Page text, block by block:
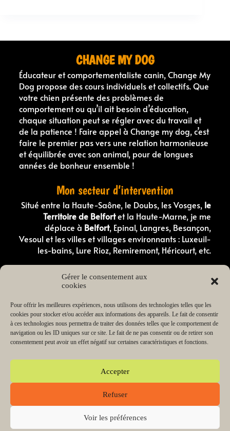
Gérer le consentement aux
cookies
Pour offrir les meilleures expériences, nous utilisons des technologies telles que les
cookies pour stocker et/ou accéder aux informations des appareils. Le fait de consentir
à ces technologies nous permettra de traiter des données telles que le comportement de
navigation ou les ID uniques sur ce site. Le fait de ne pas consentir ou de retirer son
consentement peut avoir un effet négatif sur certaines caractéristiques et fonctions.
Accepter
Refuser
Voir les préférences
CHANGE MY DOG
Éducateur et comportementaliste canin, Change My
Dog propose des cours individuels et collectifs. Que
votre chien présente des problèmes de
comportement ou qu’il ait besoin d’éducation,
chaque situation peut se régler avec du travail et
de la patience ! Faire appel à Change my dog, c’est
faire le premier pas vers une relation harmonieuse
et équilibrée avec son animal, pour de longues
années de bonheur ensemble !
Mon secteur d’intervention
Situé entre la Haute-Saône, le Doubs, les Vosges, le
Territoire de Belfortet la Haute-Marne, je me
déplace à Belfort, Epinal, Langres, Besançon,
Vesoul et les villes et villages environnants : Luxeuil-
les-bains, Lure Rioz, Remiremont, Héricourt, etc.
Comportementaliste canin en Haute-Saone
Comportementaliste canin dans les Vosges
Éducateur canin dans le Doubs
Éducateur canin dans le Territoire de Belfort
Éducateur canin en Haute-Marne
Éducateur de chiot en Haute-Saône
Éducateur de chiot dans les Vosges
Lecteur
audio
Copyright © 2026 Change my dog Educateur et
comportementaliste canin Haute-Saône Vosges | Propulsé
par SR Digital